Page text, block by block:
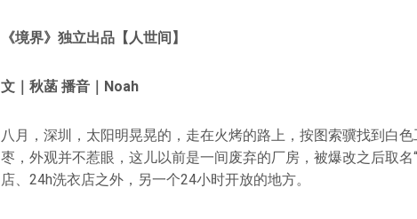
《境界》独立出品【人世间】
文｜秋菡 播音｜Noah
八月，深圳，太阳明晃晃的，走在火烤的路上，按图索骥找到白
枣，外观并不惹眼，这儿以前是一间废弃的厂房，被爆改之后取名
店、24h洗衣店之外，另一个24小时开放的地方。